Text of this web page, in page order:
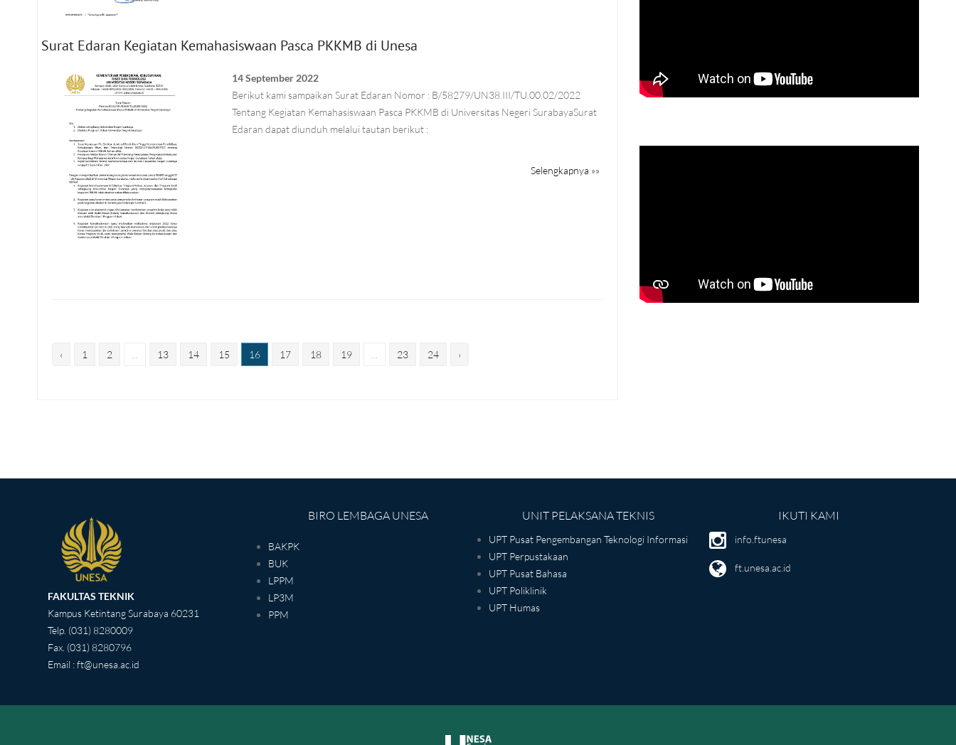
Surat Edaran Kegiatan Kemahasiswaan Pasca PKKMB di Unesa
14 September 2022
Berikut kami sampaikan Surat Edaran Nomor : B/58279/UN38.III/TU.00.02/2022
Tentang Kegiatan Kemahasiswaan Pasca PKKMB di Universitas Negeri SurabayaSurat
Edaran dapat diunduh melalui tautan berikut :
Selengkapnya »»
‹ 1 2 13 14 15 16 17 18 19 23 24 ›
FAKULTAS TEKNIK
Kampus Ketintang Surabaya 60231
Telp. (031) 8280009
Fax. (031) 8280796
Email : ft@unesa.ac.id
BIRO LEMBAGA UNESA
BAKPK
BUK
LPPM
LP3M
PPM
UNIT PELAKSANA TEKNIS
UPT Pusat Pengembangan Teknologi Informasi
UPT Perpustakaan
UPT Pusat Bahasa
UPT Poliklinik
UPT Humas
IKUTI KAMI
info.ftunesa
ft.unesa.ac.id